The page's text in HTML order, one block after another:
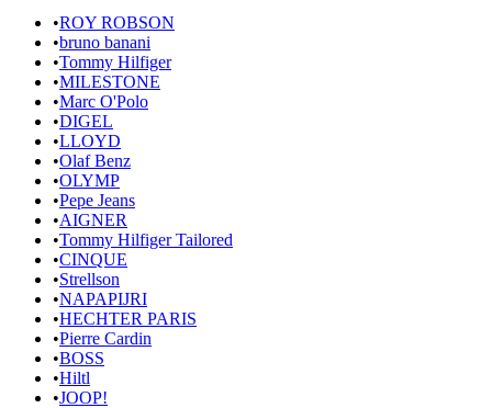
•ROY ROBSON
•bruno banani
•Tommy Hilfiger
•MILESTONE
•Marc O'Polo
•DIGEL
•LLOYD
•Olaf Benz
•OLYMP
•Pepe Jeans
•AIGNER
•Tommy Hilfiger Tailored
•CINQUE
•Strellson
•NAPAPIJRI
•HECHTER PARIS
•Pierre Cardin
•BOSS
•Hiltl
•JOOP!